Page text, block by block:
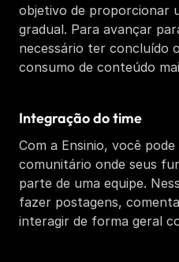
objetivo de proporcionar
gradual. Para avançar
necessário ter concluído
consumo de conteúdo
Integração do time
Com a Ensinio, você
comunitário onde seus
parte de uma equipe.
fazer postagens,
interagir de forma geral